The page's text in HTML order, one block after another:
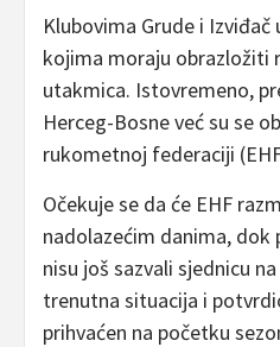
Klubovima Grude i Izviđač
kojima moraju obrazložiti
utakmica. Istovremeno,
Herceg-Bosne već su se
rukometnoj federaciji
Očekuje se da će EHF
nadolazećim danima, dok
nisu još sazvali sjednicu
trenutna situacija i
prihvaćen na početku